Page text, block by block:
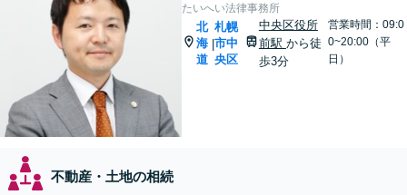
たいへい法律事務所
北
海
道
|
札幌
市中
央区
中央区役所
前駅 から徒
歩3分
営業時間：09:0
0~20:00（平
日）
不動産・土地の相続